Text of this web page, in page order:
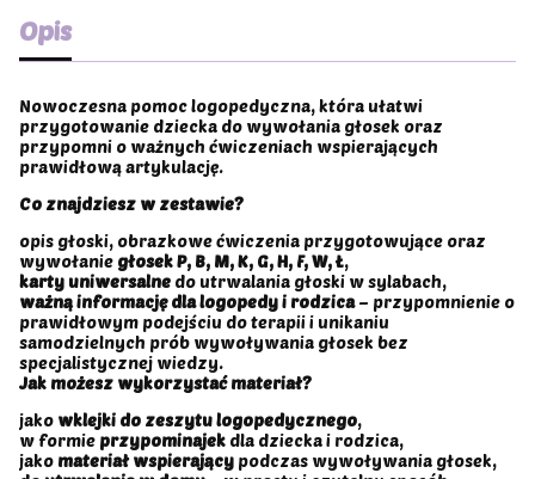
Opis
Nowoczesna pomoc logopedyczna, która ułatwi
przygotowanie dziecka do wywołania głosek oraz
przypomni o ważnych ćwiczeniach wspierających
prawidłową artykulację.
Co znajdziesz w zestawie?
opis głoski, obrazkowe ćwiczenia przygotowujące oraz
wywołanie głosek P, B, M, K, G, H, F, W, Ł,
karty uniwersalne do utrwalania głoski w sylabach,
ważną informację dla logopedy i rodzica– przypomnienie o
prawidłowym podejściu do terapii i unikaniu
samodzielnych prób wywoływania głosek bez
specjalistycznej wiedzy.
Jak możesz wykorzystać materiał?
jako wklejki do zeszytu logopedycznego,
w formie przypominajek dla dziecka i rodzica,
jako materiał wspierający podczas wywoływania głosek,